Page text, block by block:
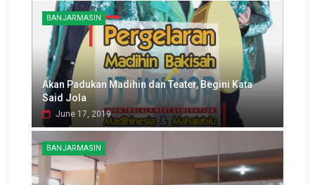
BANJARMASIN
Akan Padukan Madihin dan Teater, Begini Kata
Said Jola
June 17, 2019
BANJARMASIN